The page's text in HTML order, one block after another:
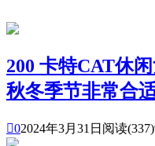
200 卡特CAT休
秋冬季节非常合
02024年3月31日 阅读(337)